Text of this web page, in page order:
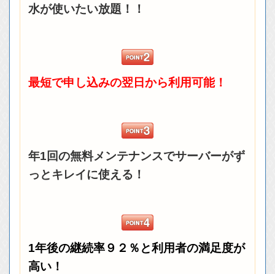
水が使いたい放題！！
最短で申し込みの翌日から利用可能！
年1回の無料メンテナンスでサーバーがず
っとキレイに使える！
1年後の継続率９２％と利用者の満足度が
高い！